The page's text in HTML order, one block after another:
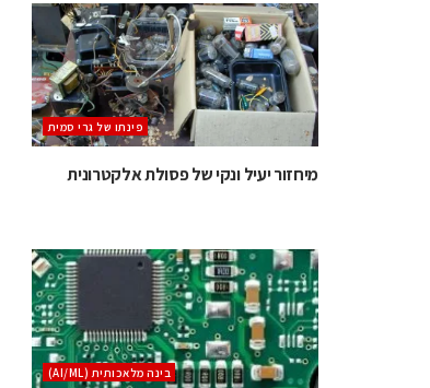
‫פינתו של גרי סמית
מיחזור יעיל ונקי של פסולת אלקטרונית
בינה מלאכותית (AI/ML)